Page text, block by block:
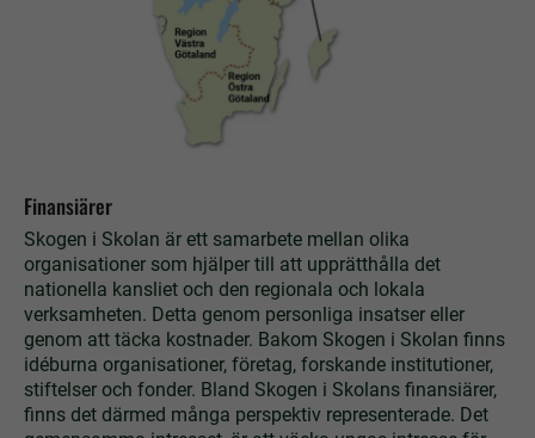
Finansiärer
Skogen i Skolan är ett samarbete mellan olika
organisationer som hjälper till att upprätthålla det
nationella kansliet och den regionala och lokala
verksamheten. Detta genom personliga insatser eller
genom att täcka kostnader. Bakom Skogen i Skolan finns
idéburna organisationer, företag, forskande institutioner,
stiftelser och fonder. Bland Skogen i Skolans finansiärer,
finns det därmed många perspektiv representerade. Det